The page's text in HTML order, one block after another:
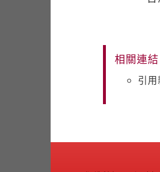
相關連
引